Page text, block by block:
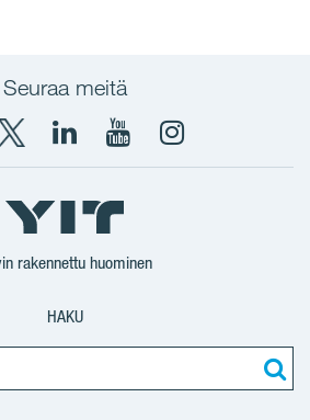
Seuraa meitä
X
YIT
Suomi
YIT
Corporation
YIT
Corporation
Instagram
rakennettu huominen
HAKU